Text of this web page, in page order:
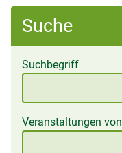
Suche
Suchbegriff
Veranstaltungen von